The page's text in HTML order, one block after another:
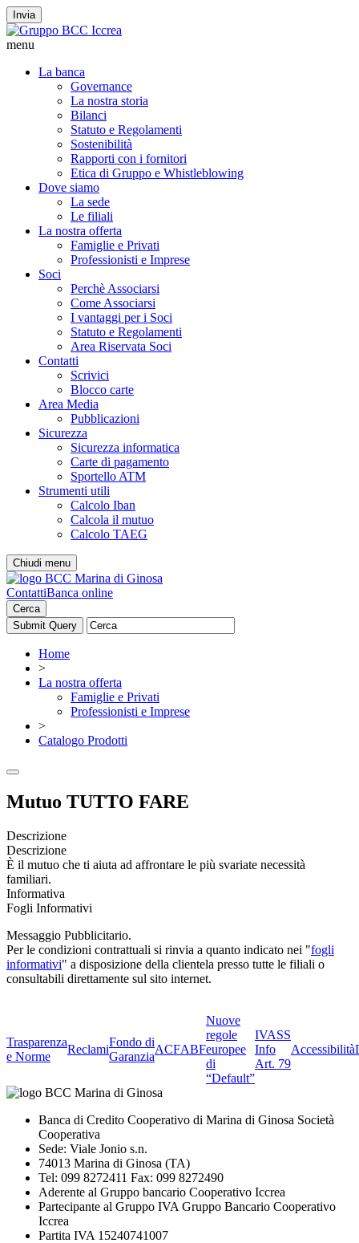
Invia
menu
La banca
Governance
La nostra storia
Bilanci
Statuto e Regolamenti
Sostenibilità
Rapporti con i fornitori
Etica di Gruppo e Whistleblowing
Dove siamo
La sede
Le filiali
La nostra offerta
Famiglie e Privati
Professionisti e Imprese
Soci
Perchè Associarsi
Come Associarsi
I vantaggi per i Soci
Statuto e Regolamenti
Area Riservata Soci
Contatti
Scrivici
Blocco carte
Area Media
Pubblicazioni
Sicurezza
Sicurezza informatica
Carte di pagamento
Sportello ATM
Strumenti utili
Calcolo Iban
Calcola il mutuo
Calcolo TAEG
Chiudi menu
ContattiBanca online
Cerca
Home
>
La nostra offerta
Famiglie e Privati
Professionisti e Imprese
>
Catalogo Prodotti
Mutuo TUTTO FARE
Descrizione
Descrizione
È il mutuo che ti aiuta ad affrontare le più svariate necessità
familiari.
Informativa
Fogli Informativi
Messaggio Pubblicitario.
Per le condizioni contrattuali si rinvia a quanto indicato nei "fogli
informativi" a disposizione della clientela presso tutte le filiali o
consultabili direttamente sul sito internet.
Trasparenza
e Norme
Reclami
Fondo di
Garanzia
ACFABF
Nuove
regole
europee
di
“Default”
IVASS
Info
Art. 79
Accessibilità
Banca di Credito Cooperativo di Marina di Ginosa Società
Cooperativa
Sede: Viale Jonio s.n.
74013 Marina di Ginosa (TA)
Tel: 099 8272411 Fax: 099 8272490
Aderente al Gruppo bancario Cooperativo Iccrea
Partecipante al Gruppo IVA Gruppo Bancario Cooperativo
Iccrea
Partita IVA 15240741007